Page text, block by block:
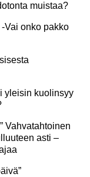
muistaa?
Vai onko pakko
yleisin kuolinsyy
Vahvatahtoinen
asti –